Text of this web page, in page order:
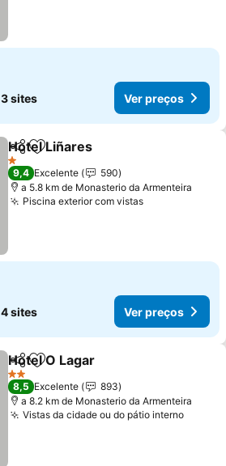
3 sites Ver preços
PartilharAdicionar aos favoritos
Hotel Liñares
1 Estrelas
9,4 Excelente
590
a 5.8 km de Monasterio da Armenteira
Piscina exterior com vistasVer preços
4 sites Ver preços
PartilharAdicionar aos favoritos
Hotel O Lagar
2 Estrelas
8,5 Excelente
893
a 8.2 km de Monasterio da Armenteira
Vistas da cidade ou do pátio internoVer